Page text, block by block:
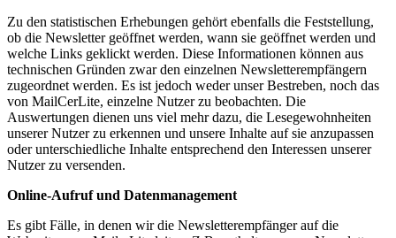
Zu den statistischen Erhebungen gehört ebenfalls die Feststellung,
ob die Newsletter geöffnet werden, wann sie geöffnet werden und
welche Links geklickt werden. Diese Informationen können aus
technischen Gründen zwar den einzelnen Newsletterempfängern
zugeordnet werden. Es ist jedoch weder unser Bestreben, noch das
von MailCerLite, einzelne Nutzer zu beobachten. Die
Auswertungen dienen uns viel mehr dazu, die Lesegewohnheiten
unserer Nutzer zu erkennen und unsere Inhalte auf sie anzupassen
oder unterschiedliche Inhalte entsprechend den Interessen unserer
Nutzer zu versenden.
Online-Aufruf und Datenmanagement
Es gibt Fälle, in denen wir die Newsletterempfänger auf die